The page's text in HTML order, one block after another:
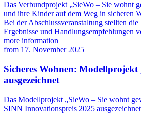
Das Verbundprojekt „SieWo – Sie wohnt
und ihre Kinder auf dem Weg in sicheren
Bei der Abschlussveranstaltung stellten die
Ergebnisse und Handlungsempfehlungen
more information
from 17. November 2025
Sicheres Wohnen: Modellprojekt
ausgezeichnet
Das Modellprojekt „SieWo – Sie wohnt
SINN Innovationspreis 2025